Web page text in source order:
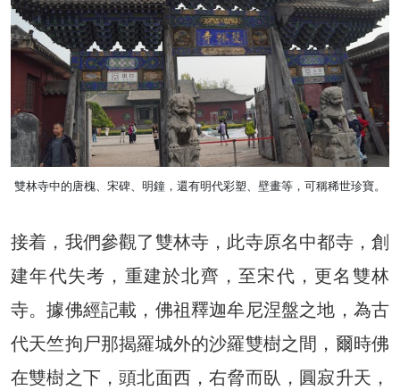
雙林寺中的唐槐、宋碑、明鐘，還有明代彩塑、壁畫等，可稱稀世珍寶。
接着，我們參觀了雙林寺，此寺原名中都寺，創
建年代失考，重建於北齊，至宋代，更名雙林
寺。據佛經記載，佛祖釋迦牟尼涅盤之地，為古
代天竺拘尸那揭羅城外的沙羅雙樹之間，爾時佛
在雙樹之下，頭北面西，右脅而臥，圓寂升天，